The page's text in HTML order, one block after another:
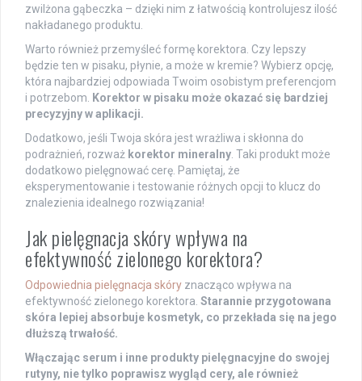
zwilżona gąbeczka – dzięki nim z łatwością kontrolujesz ilość
nakładanego produktu.
Warto również przemyśleć formę korektora. Czy lepszy
będzie ten w pisaku, płynie, a może w kremie? Wybierz opcję,
która najbardziej odpowiada Twoim osobistym preferencjom
i potrzebom.
Korektor w pisaku może okazać się bardziej
precyzyjny w aplikacji.
Dodatkowo, jeśli Twoja skóra jest wrażliwa i skłonna do
podrażnień, rozważ korektor mineralny . Taki produkt może
dodatkowo pielęgnować cerę. Pamiętaj, że
eksperymentowanie i testowanie różnych opcji to klucz do
znalezienia idealnego rozwiązania!
Jak pielęgnacja skóry wpływa na
efektywność zielonego korektora?
Odpowiednia pielęgnacja skóry znacząco wpływa na
efektywność zielonego korektora. Starannie przygotowana
skóra lepiej absorbuje kosmetyk, co przekłada się na jego
dłuższą trwałość.
Włączając serum i inne produkty pielęgnacyjne do swojej
rutyny, nie tylko poprawisz wygląd cery, ale również